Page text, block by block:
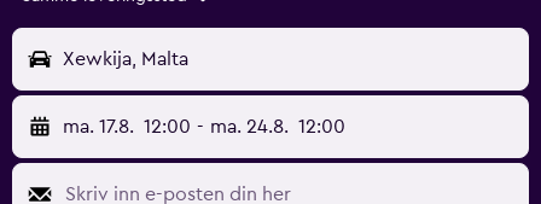
Xewkija, Malta
ma. 17.8. 12:00 - ma. 24.8. 12:00